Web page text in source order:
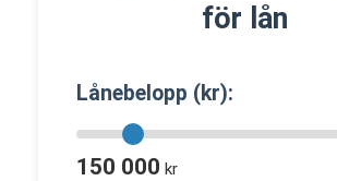
för lån
Lånebelopp (kr):
150 000 kr